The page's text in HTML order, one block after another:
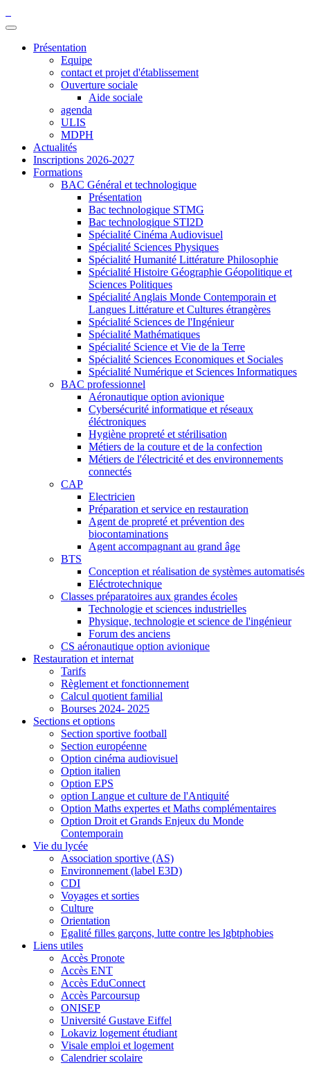
Présentation
Equipe
contact et projet d'établissement
Ouverture sociale
Aide sociale
agenda
ULIS
MDPH
Actualités
Inscriptions 2026-2027
Formations
BAC Général et technologique
Présentation
Bac technologique STMG
Bac technologique STI2D
Spécialité Cinéma Audiovisuel
Spécialité Sciences Physiques
Spécialité Humanité Littérature Philosophie
Spécialité Histoire Géographie Géopolitique et
Sciences Politiques
Spécialité Anglais Monde Contemporain et
Langues Littérature et Cultures étrangères
Spécialité Sciences de l'Ingénieur
Spécialité Mathématiques
Spécialité Science et Vie de la Terre
Spécialité Sciences Economiques et Sociales
Spécialité Numérique et Sciences Informatiques
BAC professionnel
Aéronautique option avionique
Cybersécurité informatique et réseaux
éléctroniques
Hygiène propreté et stérilisation
Métiers de la couture et de la confection
Métiers de l'électricité et des environnements
connectés
CAP
Electricien
Préparation et service en restauration
Agent de propreté et prévention des
biocontaminations
Agent accompagnant au grand âge
BTS
Conception et réalisation de systèmes automatisés
Eléctrotechnique
Classes préparatoires aux grandes écoles
Technologie et sciences industrielles
Physique, technologie et science de l'ingénieur
Forum des anciens
CS aéronautique option avionique
Restauration et internat
Tarifs
Règlement et fonctionnement
Calcul quotient familial
Bourses 2024- 2025
Sections et options
Section sportive football
Section européenne
Option cinéma audiovisuel
Option italien
Option EPS
option Langue et culture de l'Antiquité
Option Maths expertes et Maths complémentaires
Option Droit et Grands Enjeux du Monde
Contemporain
Vie du lycée
Association sportive (AS)
Environnement (label E3D)
CDI
Voyages et sorties
Culture
Orientation
Egalité filles garçons, lutte contre les lgbtphobies
Liens utiles
Accès Pronote
Accès ENT
Accès EduConnect
Accès Parcoursup
ONISEP
Université Gustave Eiffel
Lokaviz logement étudiant
Visale emploi et logement
Calendrier scolaire